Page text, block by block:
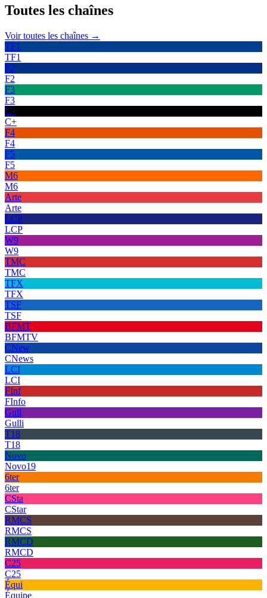
Toutes les chaînes
Voir toutes les chaînes →
TF1
TF1
F2
F2
F3
F3
C+
C+
F4
F4
F5
F5
M6
M6
Arte
Arte
LCP
LCP
W9
W9
TMC
TMC
TFX
TFX
TSF
TSF
BFMT
BFMTV
CNew
CNews
LCI
LCI
FInf
FInfo
Gull
Gulli
T18
T18
Novo
Novo19
6ter
6ter
CSta
CStar
RMCS
RMCS
RMCD
RMCD
C25
C25
Équi
Équipe